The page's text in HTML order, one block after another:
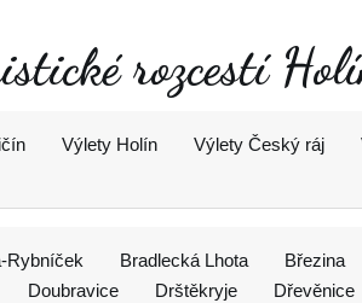
rozcestí
Výlety Holín Výlety Český ráj
Rybníček Bradlecká Lhota Březina
Doubravice Drštěkryje Dřevěnice